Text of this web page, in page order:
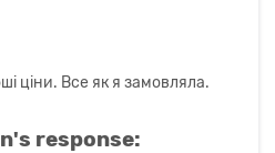
ціни. Все як я замовляла.
response: